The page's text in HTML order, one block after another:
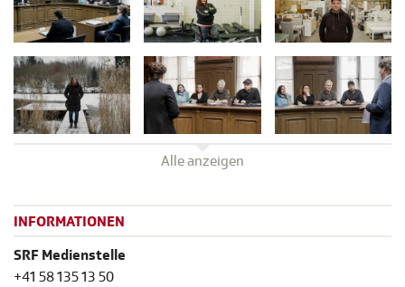
Alle anzeigen
INFORMATIONEN
SRF Medienstelle
+41 58 135 13 50